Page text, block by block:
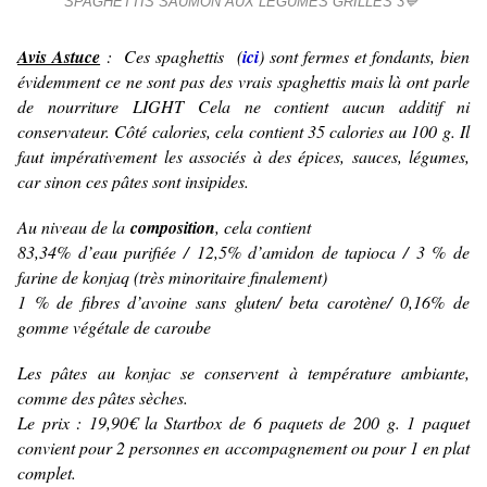
Avis Astuce : Ces spaghettis (ici) sont fermes et fondants, bien
évidemment ce ne sont pas des vrais spaghettis mais là ont parle
de nourriture LIGHT Cela ne contient aucun additif ni
conservateur. Côté calories, cela contient 35 calories au 100 g. Il
faut impérativement les associés à des épices, sauces, légumes,
car sinon ces pâtes sont insipides.
Au niveau de la composition, cela contient
83,34% d’eau purifiée / 12,5% d’amidon de tapioca / 3 % de
farine de konjaq (très minoritaire finalement)
1 % de fibres d’avoine sans gluten/beta carotène/0,16% de
gomme végétale de caroube
Les pâtes au konjac se conservent à température ambiante,
comme des pâtes sèches.
Le prix : 19,90€ la Startbox de 6 paquets de 200 g. 1 paquet
convient pour 2 personnes en accompagnement ou pour 1 en plat
complet.